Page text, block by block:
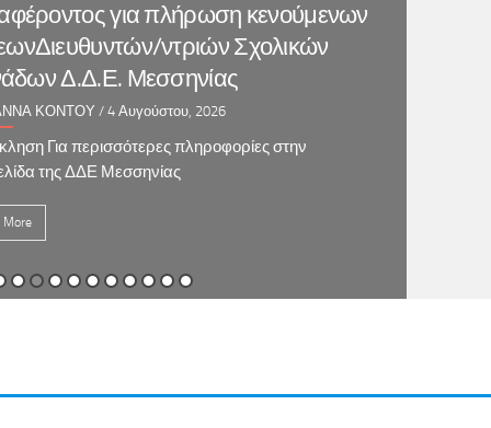
για πλήρωση κενούμενων
ντριών Σχολικών
Δ.Δ.Ε. Μεσσηνίας
ΚΟΝΤΟΥ / 4 Αυγούστου, 2026
Για περισσότερες πληροφορίες στην
της ΔΔΕ Μεσσηνίας
More
Για Τα Μαθήματα